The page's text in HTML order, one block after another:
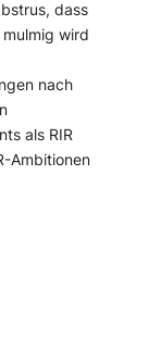
dass
wird
nach
als RIR
Ambitionen